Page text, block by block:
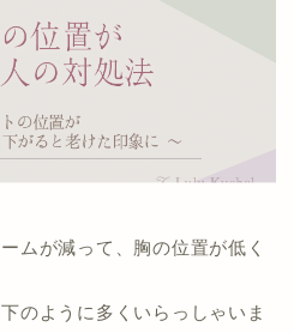
ムが減って、胸の位置が低く
のように多くいらっしゃいま